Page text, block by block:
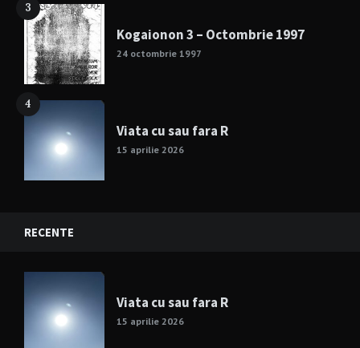
3
Kogaionon 3 – Octombrie 1997
24 octombrie 1997
4
Viata cu sau fara R
15 aprilie 2026
RECENTE
Viata cu sau fara R
15 aprilie 2026